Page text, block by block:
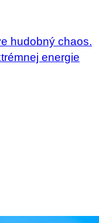
hudobný chaos.
energie